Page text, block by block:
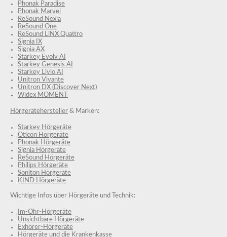
Phonak Paradise
Phonak Marvel
ReSound Nexia
ReSound One
ReSound LiNX Quattro
Signia IX
Signia AX
Starkey Evolv AI
Starkey Genesis AI
Starkey Livio AI
Unitron Vivante
Unitron DX (Discover Next)
Widex MOMENT
Hörgerätehersteller & Marken:
Starkey Hörgeräte
Oticon Hörgeräte
Phonak Hörgeräte
Signia Hörgeräte
ReSound Hörgeräte
Philips Hörgeräte
Soniton Hörgeräte
KIND Hörgeräte
Wichtige Infos über Hörgeräte und Technik:
Im-Ohr-Hörgeräte
Unsichtbare Hörgeräte
Exhörer-Hörgeräte
Hörgeräte und die Krankenkasse